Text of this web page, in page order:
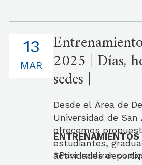
13
MAR 2025 | Días,
sedes |
Desde el Área de
Universidad de San
ofrecemos
estudiantes,
actividades
*Para realizar